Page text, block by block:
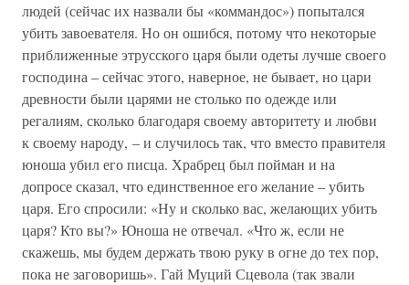
людей (сейчас их назвали бы «коммандос») попытался
убить завоевателя. Но он ошибся, потому что некоторые
приближенные этрусского царя были одеты лучше своего
господина – сейчас этого, наверное, не бывает, но цари
древности были царями не столько по одежде или
регалиям, сколько благодаря своему авторитету и любви
к своему народу, – и случилось так, что вместо правителя
юноша убил его писца. Храбрец был пойман и на
допросе сказал, что единственное его желание – убить
царя. Его спросили: «Ну и сколько вас, желающих убить
царя? Кто вы?» Юноша не отвечал. «Что ж, если не
скажешь, мы будем держать твою руку в огне до тех пор,
пока не заговоришь». Гай Муций Сцевола (так звали